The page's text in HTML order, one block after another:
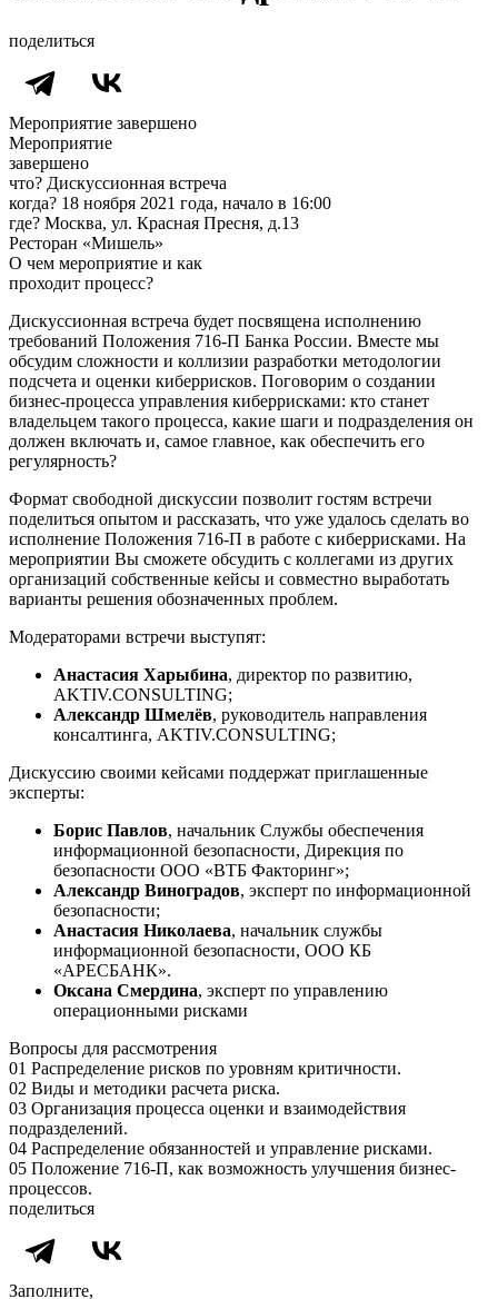
поделиться
Мероприятие завершено
Мероприятие
завершено
что? Дискуссионная встреча
когда? 18 ноября 2021 года, начало в 16:00
где? Москва, ул. Красная Пресня, д.13
Ресторан «Мишель»
О чем мероприятие и как
проходит процесс?
Дискуссионная встреча будет посвящена исполнению
требований Положения 716-П Банка России. Вместе мы
обсудим сложности и коллизии разработки методологии
подсчета и оценки киберрисков. Поговорим о создании
бизнес-процесса управления киберрисками: кто станет
владельцем такого процесса, какие шаги и подразделения он
должен включать и, самое главное, как обеспечить его
регулярность?
Формат свободной дискуссии позволит гостям встречи
поделиться опытом и рассказать, что уже удалось сделать во
исполнение Положения 716-П в работе с киберрисками. На
мероприятии Вы сможете обсудить с коллегами из других
организаций собственные кейсы и совместно выработать
варианты решения обозначенных проблем.
Модераторами встречи выступят:
Анастасия Харыбина, директор по развитию,
AKTIV.CONSULTING;
Александр Шмелёв, руководитель направления
консалтинга, AKTIV.CONSULTING;
Дискуссию своими кейсами поддержат приглашенные
эксперты:
Борис Павлов, начальник Службы обеспечения
информационной безопасности, Дирекция по
безопасности ООО «ВТБ Факторинг»;
Александр Виноградов, эксперт по информационной
безопасности;
Анастасия Николаева, начальник службы
информационной безопасности, ООО КБ
«АРЕСБАНК».
Оксана Смердина, эксперт по управлению
операционными рисками
Вопросы для рассмотрения
01 Распределение рисков по уровням критичности.
02 Виды и методики расчета риска.
03 Организация процесса оценки и взаимодействия
подразделений.
04 Распределение обязанностей и управление рисками.
05 Положение 716-П, как возможность улучшения бизнес-
процессов.
поделиться
Заполните,